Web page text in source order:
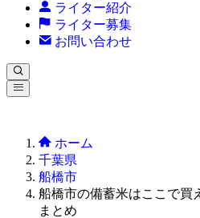
ライター紹介
ライター募集
お問い合わせ
ホーム
千葉県
船橋市
船橋市の備蓄米はここで買
まとめ